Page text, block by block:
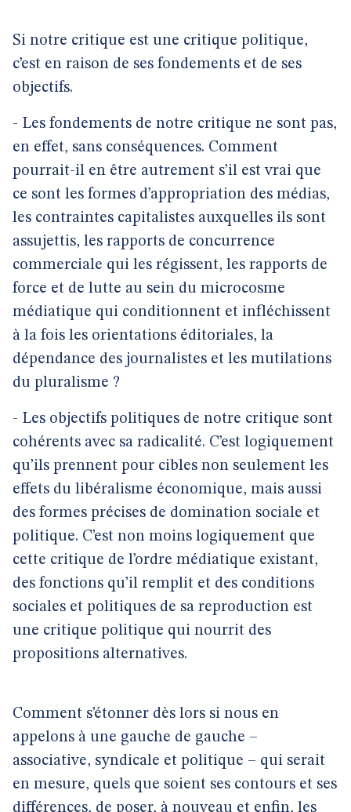
Si notre critique est une critique politique,
c’est en raison de ses fondements et de ses
objectifs.
- Les fondements de notre critique ne sont pas,
en effet, sans conséquences. Comment
pourrait-il en être autrement s’il est vrai que
ce sont les formes d’appropriation des médias,
les contraintes capitalistes auxquelles ils sont
assujettis, les rapports de concurrence
commerciale qui les régissent, les rapports de
force et de lutte au sein du microcosme
médiatique qui conditionnent et infléchissent
à la fois les orientations éditoriales, la
dépendance des journalistes et les mutilations
du pluralisme ?
- Les objectifs politiques de notre critique sont
cohérents avec sa radicalité. C’est logiquement
qu’ils prennent pour cibles non seulement les
effets du libéralisme économique, mais aussi
des formes précises de domination sociale et
politique. C’est non moins logiquement que
cette critique de l’ordre médiatique existant,
des fonctions qu’il remplit et des conditions
sociales et politiques de sa reproduction est
une critique politique qui nourrit des
propositions alternatives.
Comment s’étonner dès lors si nous en
appelons à une gauche de gauche –
associative, syndicale et politique – qui serait
en mesure, quels que soient ses contours et ses
différences, de poser, à nouveau et enfin, les